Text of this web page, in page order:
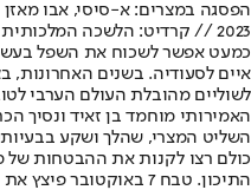
הפסגה במצרים: א-סיסי, אבו מאזן
2023 // קרדיט: הלשכה המלכותית הירדנית
כמעט אפשר לשכוח את השפל
איים לסעודיה. בשנים
לשוליים מהובלת העולם הערבי
האמירותי מוחמד בן זאיד ונסיך
השליט המצרי, שהלך ושקע
כולם רצו לקנות את ההבטחות של
התיכון. טבח 7